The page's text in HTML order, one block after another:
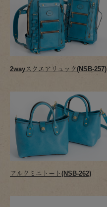
2wayスクエアリュック(NSB-257)
アルクミニトート(NSB-262)